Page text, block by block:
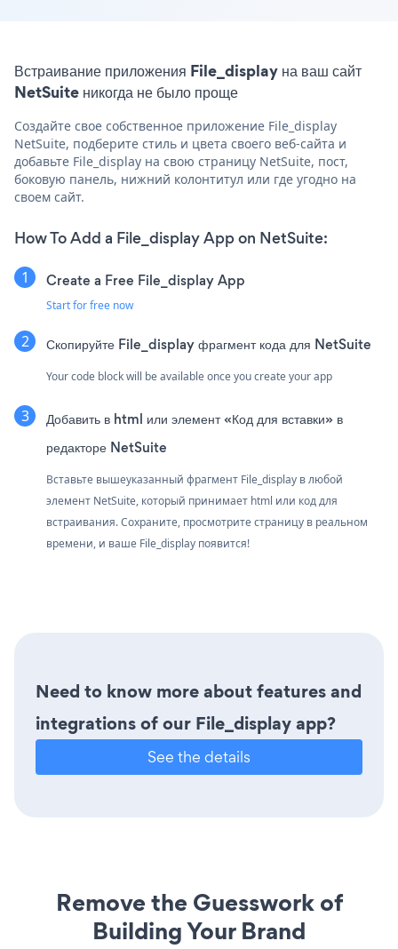
Встраивание приложения File_display на ваш сайт
NetSuite никогда не было проще
Создайте свое собственное приложение File_display
NetSuite, подберите стиль и цвета своего веб-сайта и
добавьте File_display на свою страницу NetSuite, пост,
боковую панель, нижний колонтитул или где угодно на
своем сайт.
How To Add a File_display App on NetSuite:
Create a Free File_display App
Start for free now
Скопируйте File_display фрагмент кода для NetSuite
Your code block will be available once you create your app
Добавить в html или элемент «Код для вставки» в
редакторе NetSuite
Вставьте вышеуказанный фрагмент File_display в любой
элемент NetSuite, который принимает html или код для
встраивания. Сохраните, просмотрите страницу в реальном
времени, и ваше File_display появится!
Need to know more about features and
integrations of our File_display app?
See the details
Remove the Guesswork of
Building Your Brand